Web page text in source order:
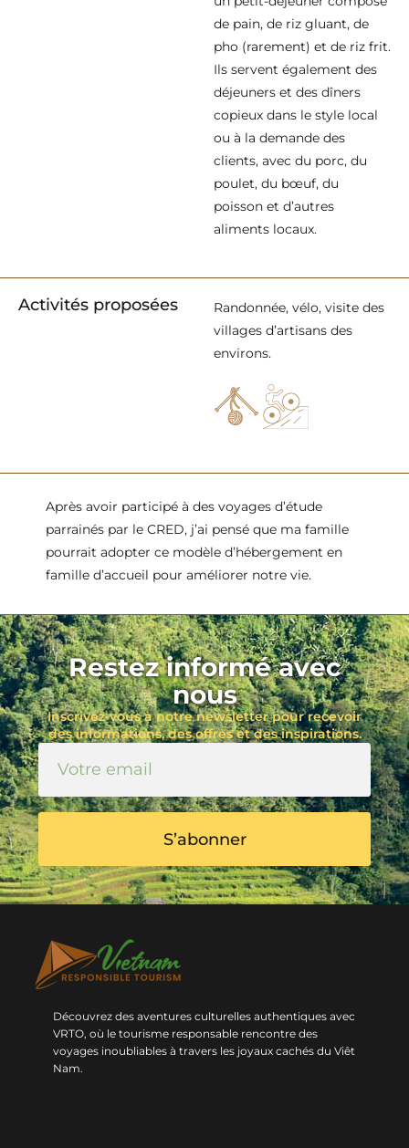
de pain, de riz gluant, de
pho (rarement) et de riz frit.
Ils servent également des
déjeuners et des dîners
copieux dans le style local
ou à la demande des
clients, avec du porc, du
poulet, du bœuf, du
poisson et d’autres
aliments locaux.
Activités proposées
Randonnée, vélo, visite des
villages d’artisans des
environs.
Après avoir participé à des voyages d’étude
parrainés par le CRED, j’ai pensé que ma famille
pourrait adopter ce modèle d’hébergement en
famille d’accueil pour améliorer notre vie.
Restez informé avec
nous
Inscrivez-vous à notre newsletter pour recevoir
des informations, des offres et des inspirations.
S’abonner
Découvrez des aventures culturelles authentiques avec
VRTO, où le tourisme responsable rencontre des
voyages inoubliables à travers les joyaux cachés du Viêt
Nam.